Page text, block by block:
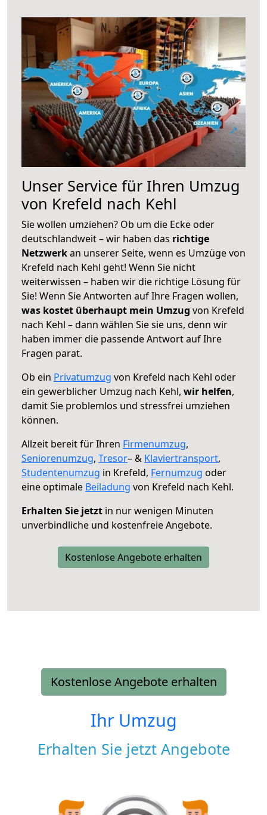
Unser Service für Ihren Umzug
von Krefeld nach Kehl
Sie wollen umziehen? Ob um die Ecke oder
deutschlandweit – wir haben das richtige
Netzwerkan unserer Seite, wenn es Umzüge von
Krefeld nach Kehl geht! Wenn Sie nicht
weiterwissen – haben wir die richtige Lösung für
Sie! Wenn Sie Antworten auf Ihre Fragen wollen,
was kostet überhaupt mein Umzug von Krefeld
nach Kehl – dann wählen Sie sie uns, denn wir
haben immer die passende Antwort auf Ihre
Fragen parat.
Ob ein Privatumzug von Krefeld nach Kehl oder
ein gewerblicher Umzug nach Kehl, wir helfen,
damit Sie problemlos und stressfrei umziehen
können.
Allzeit bereit für Ihren Firmenumzug,
Seniorenumzug, Tresor– & Klaviertransport,
Studentenumzug in Krefeld, Fernumzug oder
eine optimale Beiladung von Krefeld nach Kehl.
Erhalten Sie jetzt in nur wenigen Minuten
unverbindliche und kostenfreie Angebote.
Kostenlose Angebote erhalten
Kostenlose Angebote erhalten
Ihr Umzug
Erhalten Sie jetzt Angebote